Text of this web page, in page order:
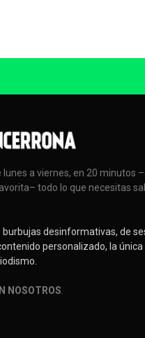
lunes a viernes, en 20 minutos
todo lo que necesitas
burbujas desinformativas, de
personalizado, la
NOSOTROS